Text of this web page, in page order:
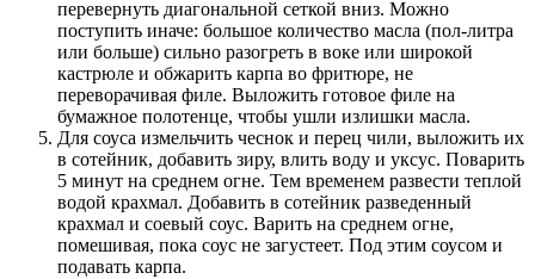
перевернуть диагональной сеткой вниз. Можно
поступить иначе: большое количество масла (пол-литра
или больше) сильно разогреть в воке или широкой
кастрюле и обжарить карпа во фритюре, не
переворачивая филе. Выложить готовое филе на
бумажное полотенце, чтобы ушли излишки масла.
Для соуса измельчить чеснок и перец чили, выложить их
в сотейник, добавить зиру, влить воду и уксус. Поварить
5 минут на среднем огне. Тем временем развести теплой
водой крахмал. Добавить в сотейник разведенный
крахмал и соевый соус. Варить на среднем огне,
помешивая, пока соус не загустеет. Под этим соусом и
подавать карпа.